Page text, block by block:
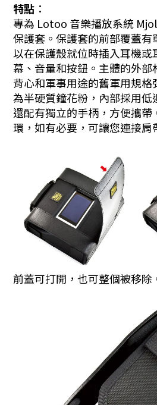
特點︰
專為 Lotoo 音樂播放系統
保護套。保護套的前部覆蓋有
以在保護殼就位時插入耳機或
幕、音量和按鈕。主體的外
背心和軍事用途的舊軍用規
為半硬質鐘花粉，內部採用低
還配有獨立的手柄，方便攜帶
環，如有必要，可讓您連接肩
前蓋可打開，也可整個被移除